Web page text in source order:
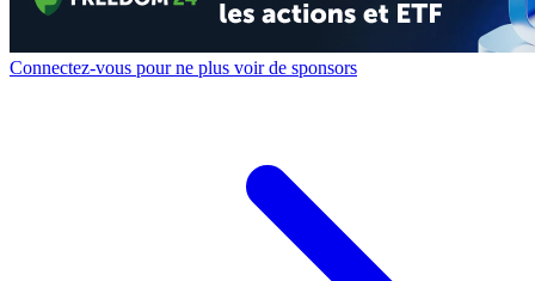
Connectez-vous pour ne plus voir de sponsors